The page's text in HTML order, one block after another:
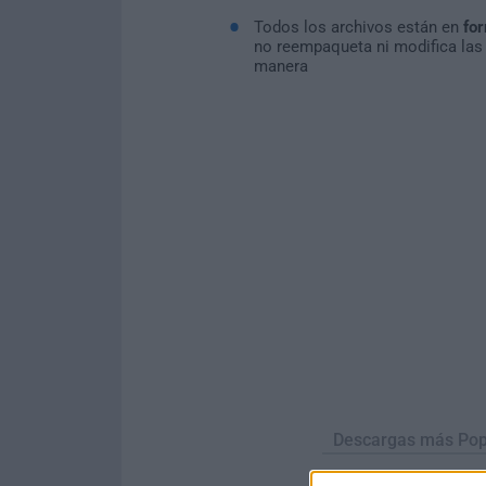
Todos los archivos están en
no reempaqueta ni modifica
manera
Descargas más